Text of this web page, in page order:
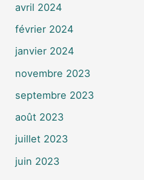
avril 2024
février 2024
janvier 2024
novembre 2023
septembre 2023
août 2023
juillet 2023
juin 2023